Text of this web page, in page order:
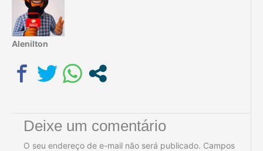
Alenilton
Deixe um comentário
O seu endereço de e-mail não será publicado. Campos